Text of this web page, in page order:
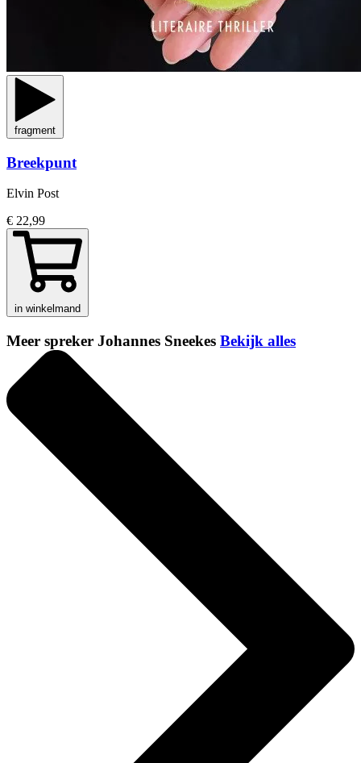
fragment
Breekpunt
Elvin Post
€ 22,99
in winkelmand
Meer spreker Johannes Sneekes Bekijk alles